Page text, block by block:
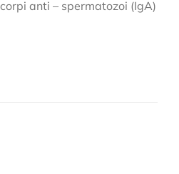
anti – spermatozoi (IgA)